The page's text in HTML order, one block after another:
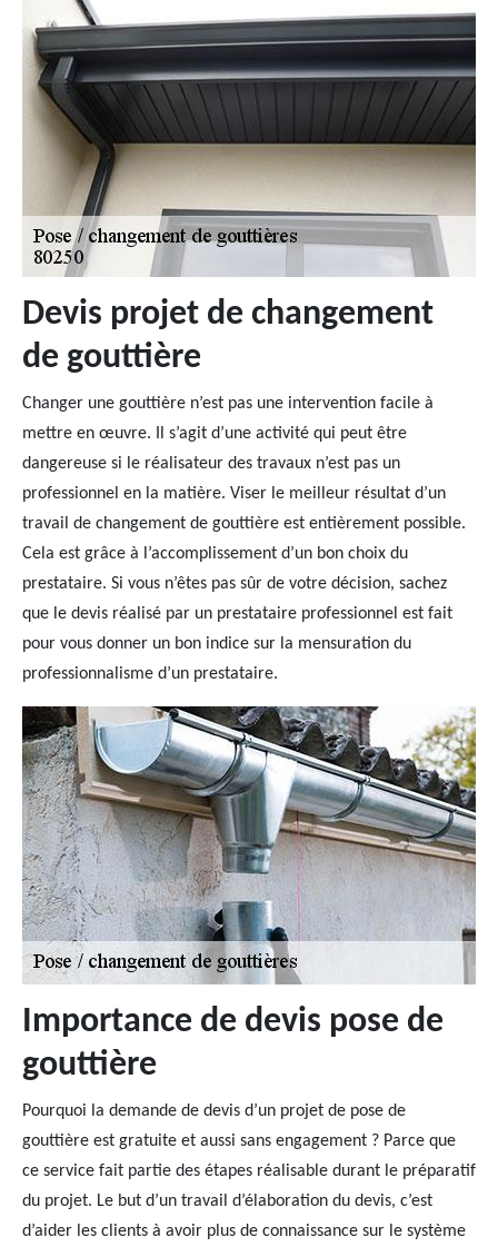
Devis projet de changement
de gouttière
Changer une gouttière n’est pas une intervention facile à
mettre en œuvre. Il s’agit d’une activité qui peut être
dangereuse si le réalisateur des travaux n’est pas un
professionnel en la matière. Viser le meilleur résultat d’un
travail de changement de gouttière est entièrement possible.
Cela est grâce à l’accomplissement d’un bon choix du
prestataire. Si vous n’êtes pas sûr de votre décision, sachez
que le devis réalisé par un prestataire professionnel est fait
pour vous donner un bon indice sur la mensuration du
professionnalisme d’un prestataire.
Importance de devis pose de
gouttière
Pourquoi la demande de devis d’un projet de pose de
gouttière est gratuite et aussi sans engagement ? Parce que
ce service fait partie des étapes réalisable durant le préparatif
du projet. Le but d’un travail d’élaboration du devis, c’est
d’aider les clients à avoir plus de connaissance sur le système